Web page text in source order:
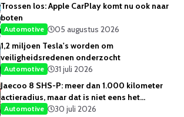
Trossen los: Apple CarPlay komt nu ook naar
boten
Automotive
05 augustus 2026
1,2 miljoen Tesla's worden om
veiligheidsredenen onderzocht
Automotive
31 juli 2026
Jaecoo 8 SHS-P: meer dan 1.000 kilometer
actieradius, maar dat is niet eens het
opvallendste
Automotive
30 juli 2026